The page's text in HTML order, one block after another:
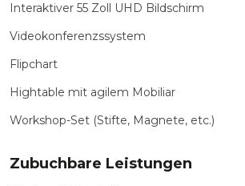
Interaktiver 55 Zoll UHD Bildschirm
Videokonferenzssystem
Flipchart
Hightable mit agilem Mobiliar
Workshop-Set (Stifte, Magnete, etc.)
Zubuchbare Leistungen